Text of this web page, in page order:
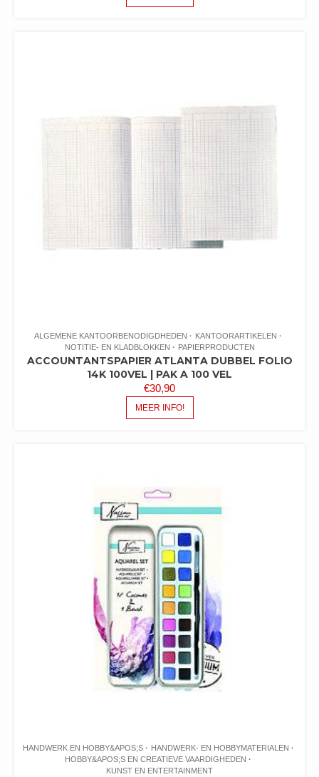
ALGEMENE KANTOORBENODIGDHEDEN
KANTOORARTIKELEN
NOTITIE- EN KLADBLOKKEN
PAPIERPRODUCTEN
ACCOUNTANTSPAPIER ATLANTA DUBBEL FOLIO
14K 100VEL | PAK A 100 VEL
€30,90
MEER INFO!
HANDWERK EN HOBBY&APOS;S
HANDWERK- EN HOBBYMATERIALEN
HOBBY&APOS;S EN CREATIEVE VAARDIGHEDEN
KUNST EN ENTERTAINMENT